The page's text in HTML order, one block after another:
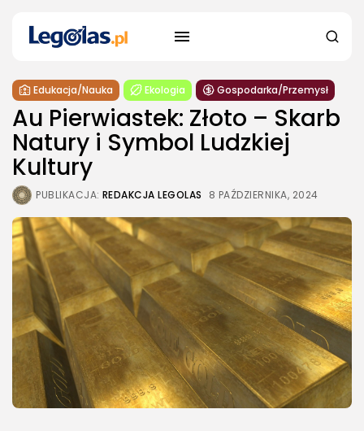
Edukacja/Nauka Ekologia Gospodarka/Przemysł
Au Pierwiastek: Złoto – Skarb
Natury i Symbol Ludzkiej
Kultury
PUBLIKACJA: REDAKCJA LEGOLAS 8 PAŹDZIERNIKA, 2024